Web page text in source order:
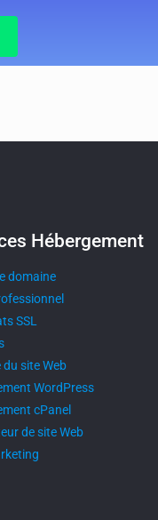
Hébergement
domaine
SSL
du site Web
WordPress
cPanel
de site Web